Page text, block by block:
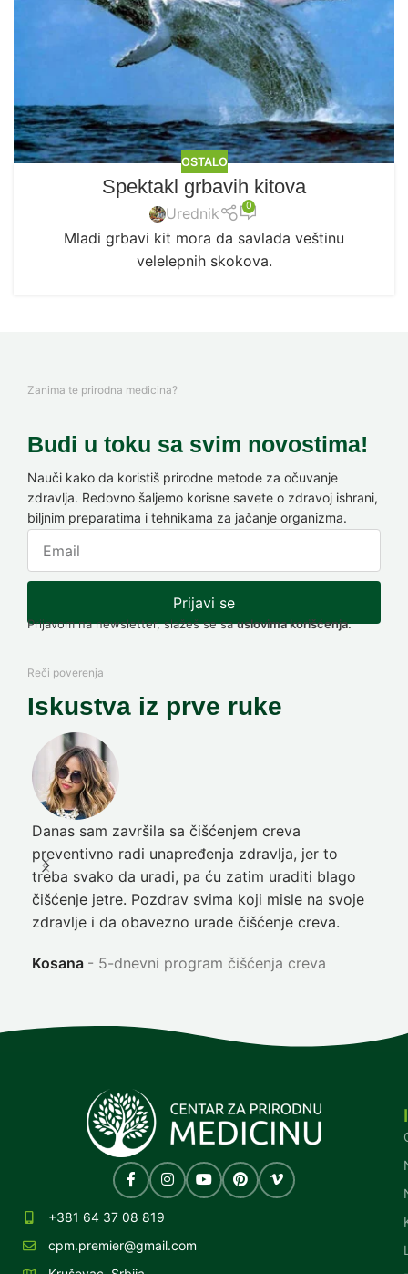
OSTALO
Spektakl grbavih kitova
Urednik 0
Mladi grbavi kit mora da savlada veštinu
velelepnih skokova.
Zanima te prirodna medicina?
Budi u toku sa svim novostima!
Nauči kako da koristiš prirodne metode za očuvanje
zdravlja. Redovno šaljemo korisne savete o zdravoj ishrani,
biljnim preparatima i tehnikama za jačanje organizma.
Prijavi se
Prijavom na newsletter, slažeš se sauslovima korišćenja.
Reči poverenja
Iskustva iz prve ruke
Danas sam završila sa čišćenjem creva
preventivno radi unapređenja zdravlja, jer to
treba svako da uradi, pa ću zatim uraditi blago
čišćenje jetre. Pozdrav svima koji misle na svoje
zdravlje i da obavezno urade čišćenje creva.
Kosana 5-dnevni program čišćenja creva
+381 64 37 08 819
cpm.premier@gmail.com